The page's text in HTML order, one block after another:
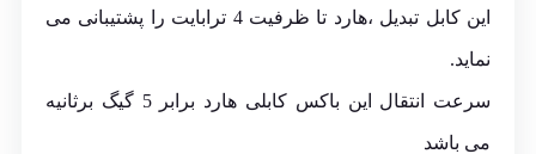
این کابل تبدیل ،هارد تا ظرفیت 4 ترابایت را پشتیبانی می
نماید.
سرعت انتقال این باکس کابلی هارد برابر 5 گیگ برثانیه
می باشد